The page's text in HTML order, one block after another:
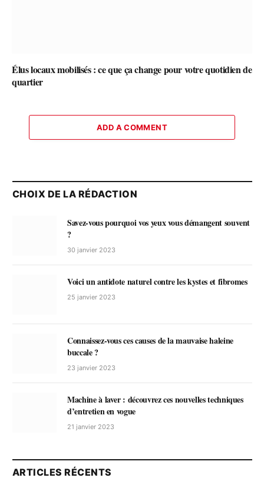
Élus locaux mobilisés : ce que ça change pour votre quotidien de
quartier
ADD A COMMENT
CHOIX DE LA RÉDACTION
Savez-vous pourquoi vos yeux vous démangent souvent
?
30 janvier 2023
Voici un antidote naturel contre les kystes et fibromes
25 janvier 2023
Connaissez-vous ces causes de la mauvaise haleine
buccale ?
23 janvier 2023
Machine à laver : découvrez ces nouvelles techniques
d’entretien en vogue
21 janvier 2023
ARTICLES RÉCENTS